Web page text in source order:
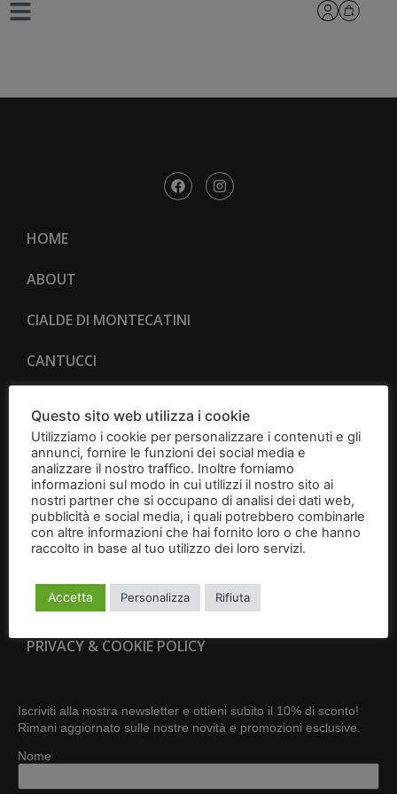
KURSAL 10
HOME
ABOUT
CIALDE DI MONTECATINI
CANTUCCI
IDEE REGALO
CONTATTI
CONDIZIONI GENERALI DI VENDITA
DIVENTA RIVENDITORE
PRIVACY & COOKIE POLICY
Iscriviti alla nostra newsletter e ottieni subito il 10% di sconto!
Rimani aggiornato sulle nostre novità e promozioni esclusive.
Nome
Questo sito web utilizza i cookie
Utilizziamo i cookie per personalizzare i contenuti e gli
annunci, fornire le funzioni dei social media e
analizzare il nostro traffico. Inoltre forniamo
informazioni sul modo in cui utilizzi il nostro sito ai
nostri partner che si occupano di analisi dei dati web,
pubblicità e social media, i quali potrebbero combinarle
con altre informazioni che hai fornito loro o che hanno
raccolto in base al tuo utilizzo dei loro servizi.
Accetta Personalizza Rifiuta